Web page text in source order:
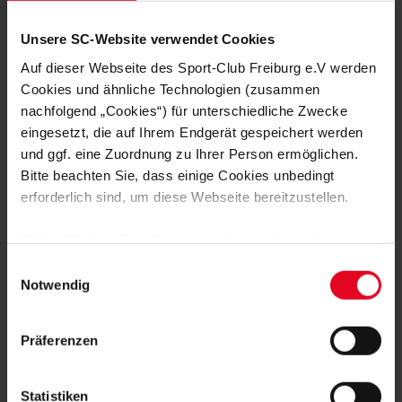
Unsere SC-Website verwendet Cookies
Auf dieser Webseite des Sport-Club Freiburg e.V werden
Cookies und ähnliche Technologien (zusammen
nachfolgend „Cookies“) für unterschiedliche Zwecke
eingesetzt, die auf Ihrem Endgerät gespeichert werden
und ggf. eine Zuordnung zu Ihrer Person ermöglichen.
Bitte beachten Sie, dass einige Cookies unbedingt
erforderlich sind, um diese Webseite bereitzustellen.
Daten von Ihnen (z.B. persönlichen Identifikatoren oder
IP-Adressen) verarbeitet werden. Durch Klicken auf den
Speicherung aller aufgeführten Cookies und der
Daten für die unten jeweils angegebene Zwecke gem. §
Notwendig
Präferenzen
Statistiken